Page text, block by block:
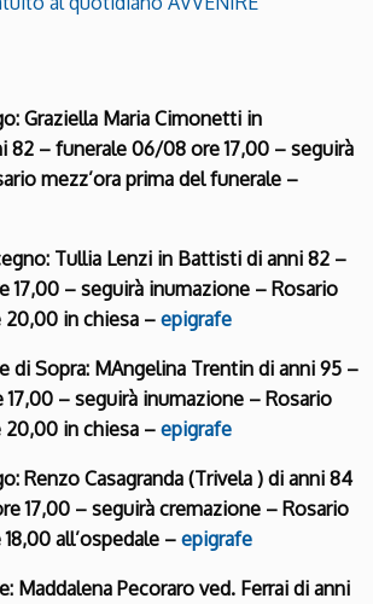
Graziella Maria Cimonetti in
82 – funerale 06/08 ore 17,00 – seguirà
mezz’ora prima del funerale –
Tullia Lenzi in Battisti di anni 82 –
17,00 – seguirà inumazione – Rosario
in chiesa – epigrafe
di Sopra: MAngelina Trentin di anni 95 –
17,00 – seguirà inumazione – Rosario
in chiesa – epigrafe
Renzo Casagranda (Trivela ) di anni 84
17,00 – seguirà cremazione – Rosario
all’ospedale – epigrafe
Maddalena Pecoraro ved. Ferrai di anni